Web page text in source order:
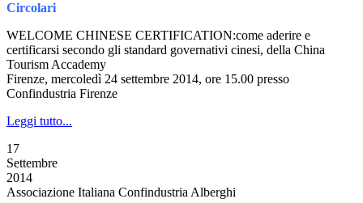
Circolari
WELCOME CHINESE CERTIFICATION:come aderire e
certificarsi secondo gli standard governativi cinesi, della China
Tourism Accademy
Firenze, mercoledì 24 settembre 2014, ore 15.00 presso
Confindustria Firenze
Leggi tutto...
17
Settembre
2014
Associazione Italiana Confindustria Alberghi